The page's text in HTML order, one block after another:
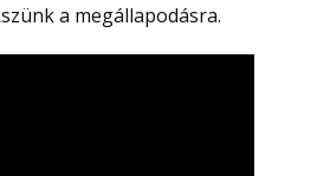
a megállapodásra.